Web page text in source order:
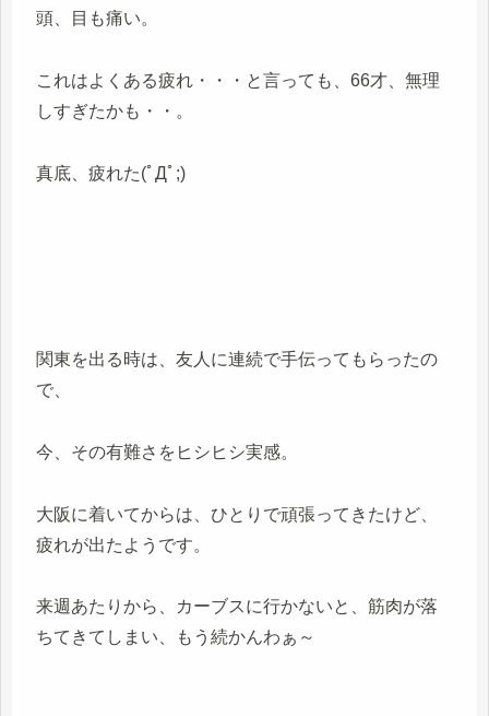
頭、目も痛い。
これはよくある疲れ・・・と言っても、66才、無理
しすぎたかも・・。
真底、疲れた(ﾟДﾟ;)
関東を出る時は、友人に連続で手伝ってもらったの
で、
今、その有難さをヒシヒシ実感。
大阪に着いてからは、ひとりで頑張ってきたけど、
疲れが出たようです。
来週あたりから、カーブスに行かないと、筋肉が落
ちてきてしまい、もう続かんわぁ～